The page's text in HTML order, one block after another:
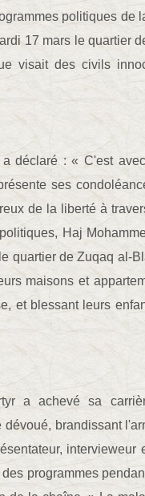
politiques de
17 mars le quartier
visait des civils
déclaré : « C'est
ses
de la liberté à
Haj
quartier de Zuqaq al-
maisons et
et blessant leurs
a achevé sa
brandissant
intervieweur
programmes